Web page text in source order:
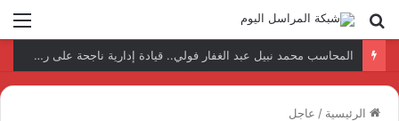
بحث
عن
المحاسب محمد نبيل عبد الغفار فولي.. قيادة إدارية ناجحة على رأس فرع إيرادات طامية
الرئيسية / عاجل